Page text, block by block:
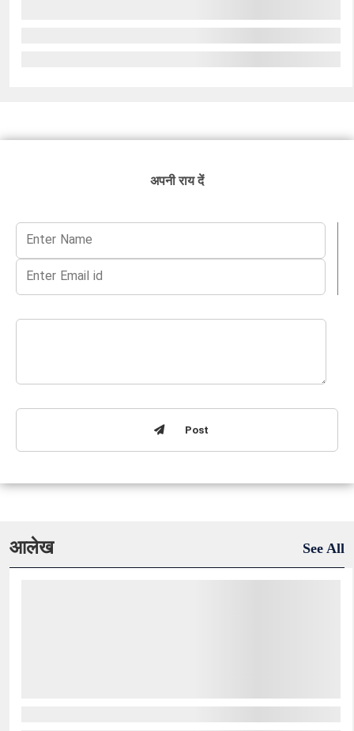
अपनी राय दें
Post
आलेख See All